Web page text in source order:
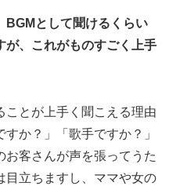
BGMとして聞けるくらい
が、これがものすごく上手
ことが上手く聞こえる理由
か？」「歌手ですか？」
お客さんが声を張ってうた
目立ちますし、ママや女の